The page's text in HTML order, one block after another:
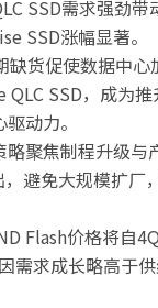
SSD需求强劲
SSD涨幅显著。
缺货促使数据中
QLC SSD，成为
动力。
略聚焦制程升级与
，避免大规模扩厂
Flash价格将自
需求成长略高于